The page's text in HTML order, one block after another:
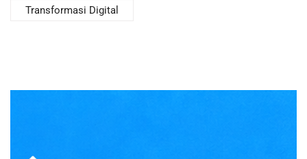
Transformasi Digital